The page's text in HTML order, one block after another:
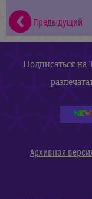
Предыдущий
Подписатьсяна
Архивная